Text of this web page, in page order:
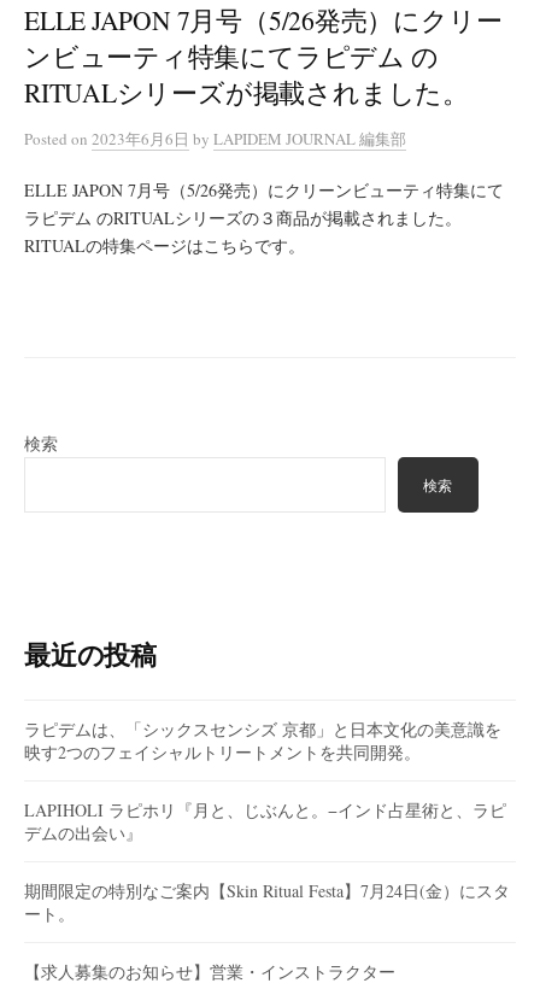
ELLE JAPON 7月号（5/26発売）にクリー
ンビューティ特集にてラピデム の
RITUALシリーズが掲載されました。
Posted on 2023年6月6日 by LAPIDEM JOURNAL 編集部
ELLE JAPON 7月号（5/26発売）にクリーンビューティ特集にて
ラピデム のRITUALシリーズの３商品が掲載されました。
RITUALの特集ページはこちらです。
検索
検索
最近の投稿
ラピデムは、「シックスセンシズ 京都」と日本文化の美意識を
映す2つのフェイシャルトリートメントを共同開発。
LAPIHOLI ラピホリ『月と、じぶんと。−インド占星術と、ラピ
デムの出会い』
期間限定の特別なご案内【Skin Ritual Festa】7月24日(金）にスタ
ート。
【求人募集のお知らせ】営業・インストラクター